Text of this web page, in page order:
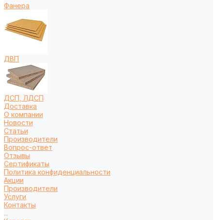
Фанера
ДВП
ДСП, ЛДСП
Доставка
О компании
Новости
Статьи
Производители
Вопрос-ответ
Отзывы
Сертификаты
Политика конфиденциальности
Акции
Производители
Услуги
Контакты
...